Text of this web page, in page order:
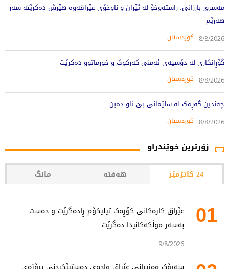
مەسرور بارزانی: راستەوخۆ لە ئێران و ناوخۆی عێراقەوە هێرش دەکرێتە سەر
هەرێم
8/8/2026 کوردستان
گۆڕانکاری لە دۆسیەی ئەمنی کەرکوک و خورماتوو دەکرێت
8/8/2026 کوردستان
چەندین گەڕەک لە سلێمانی بێ ئاو دەبن
8/8/2026 کوردستان
زۆرترین خوێندراو
24 کاتژمێر هەفتە مانگ
01
عێراق کارەکانی کۆڕەک تیلیکۆم ڕادەگرێت و دەست
بەسەر موڵکەکانیدا دەگرێت
9/8/2026